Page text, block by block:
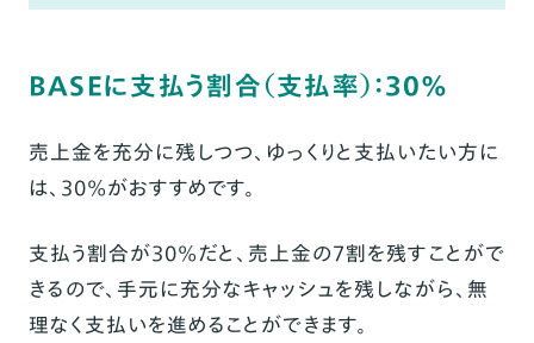
BASEに支払う割合（支払率）：30%
売上金を充分に残しつつ、ゆっくりと支払いたい方に
は、30%がおすすめです。
支払う割合が30%だと、売上金の7割を残すことがで
きるので、手元に充分なキャッシュを残しながら、無
理なく支払いを進めることができます。